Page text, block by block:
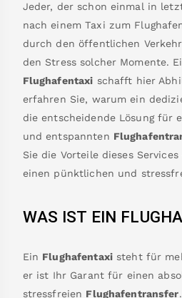
Jeder, der schon einmal in
nach einem Taxi zum
durch den öffentlichen
den Stress solcher Momente.
Flughafentaxi schafft hier
erfahren Sie, warum ein
die entscheidende Lösung für
und entspannten
Sie die Vorteile dieses
einen pünktlichen und
WAS IST EIN
Ein Flughafentaxisteht für
er ist Ihr Garant für einen
stressfreien Flughafentransfer